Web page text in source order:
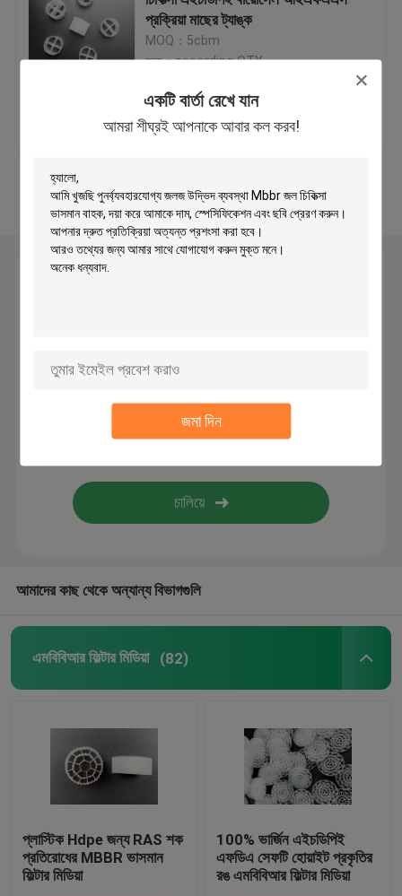
একটি বার্তা রেখে যান
আমরা শীঘ্রই আপনাকে আবার কল করব!
জমা দিন
প্লাস্টিক ফিল্টার মিডিয়া
K1 ফিল্টার মিডিয়া
সরানো বিছানা বায়োফিল্ম রিঅ্যাক্টর
বায়ো ফিল্টার মিডিয়া
এমবিবিআর ক্যারিয়ার
পিভিসি শীট পিল
প্রক্রিয়া মাছের ট্যাঙ্ক
MOQ：5cbm
মূল্য：according QTY
আরো দেখুন
আমাদের কাছ থেকে অন্যান্য বিভাগগুলি
এমবিবিআর ফিল্টার মিডিয়া (82)
প্লাস্টিক Hdpe জন্য RAS শক
প্রতিরোধের MBBR ভাসমান
ফিল্টার মিডিয়া
100% ভার্জিন এইচডিপিই
এফডিএ সেফটি হোয়াইট প্রকৃতির
রঙ এমবিবিআর ফিল্টার মিডিয়া